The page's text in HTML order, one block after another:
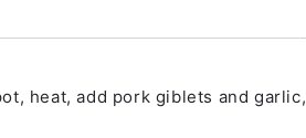
heat, add pork giblets and garlic,